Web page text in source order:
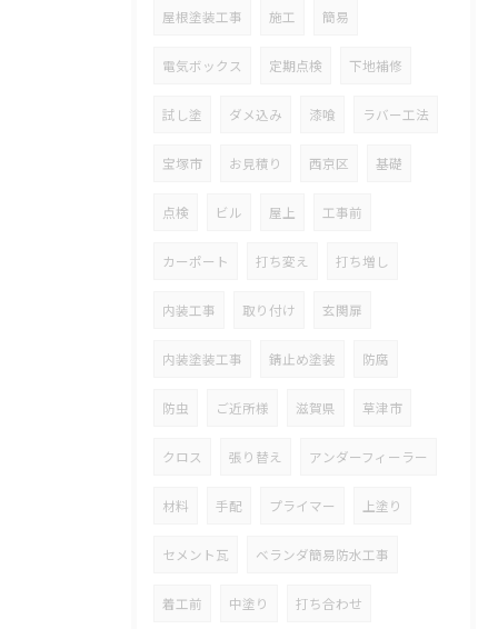
屋根塗装工事 施工 簡易
電気ボックス 定期点検 下地補修
試し塗 ダメ込み 漆喰 ラバー工法
宝塚市 お見積り 西京区 基礎
点検 ビル 屋上 工事前
カーポート 打ち変え 打ち増し
内装工事 取り付け 玄関扉
内装塗装工事 錆止め塗装 防腐
防虫 ご近所様 滋賀県 草津市
クロス 張り替え アンダーフィーラー
材料 手配 プライマー 上塗り
セメント瓦 ベランダ簡易防水工事
着工前 中塗り 打ち合わせ